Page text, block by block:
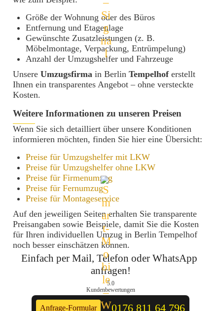
Größe der Wohnung oder des Büros
Entfernung und Etagenlage
Gewünschte Zusatzleistungen (z. B.
Möbelmontage, Verpackung, Entrümpelung)
Anzahl der Umzugshelfer und Fahrzeuge
Unsere Umzugsfirmain Berlin Tempelhoferstellt
Ihnen ein transparentes Angebot – ohne versteckte
Kosten.
Weitere Informationen zu unseren Preisen
Wenn Sie sich detailliert über unsere Konditionen
informieren möchten, finden Sie hier eine Übersicht:
Preise für Umzugshelfer mit LKW
Preise für Umzugshelfer ohne LKW
Preise für Firmenumzug
Preise für Fernumzug
Preise für Montageservice
Auf den jeweiligen Seiten erhalten Sie transparente
Preisangaben sowie Beispiele, damit Sie die Kosten
für Ihren individuellen Umzug in Berlin Tempelhof
noch besser einschätzen können.
Einfach per Mail, Telefon oder WhatsApp
anfragen!
5.0
Kundenbewertungen
Anfrage-Formular 0176 811 64 796